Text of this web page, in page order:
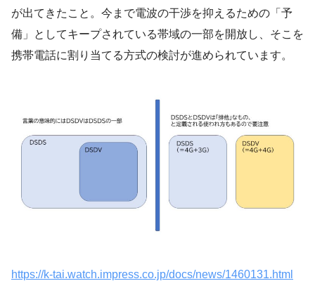
が出てきたこと。今まで電波の干渉を抑えるための「予
備」としてキープされている帯域の一部を開放し、そこを
携帯電話に割り当てる方式の検討が進められています。
https://k-tai.watch.impress.co.jp/docs/news/1460131.html